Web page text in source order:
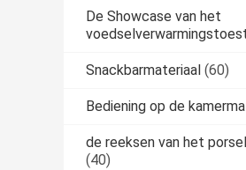
De Showcase van het
Snackbarmateriaal (60)
Bediening op de
de reeksen van het
(40)